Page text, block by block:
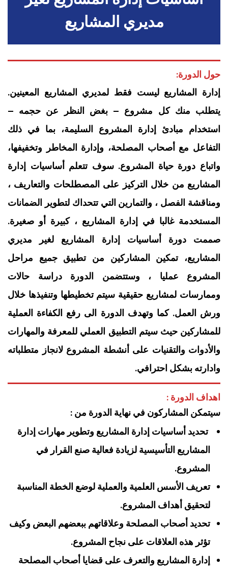
مديري المشاريع‏
حول الدورة:
إدارة المشاريع ليست فقط لمديري المشاريع المعينين.
يتطلب منك كل مشروع – بغض النظر عن حجمه –
استخدام مبادئ إدارة المشروع السليمة، بما في ذلك
التفاعل مع أصحاب المصلحة، وإدارة المخاطر وتخفيفها،
واتباع دورة حياة المشروع. سوف تتعلم أساسيات إدارة
المشاريع من خلال التركيز على المصطلحات والتعاريف ،
ومناقشة الفصل ، والتمارين التي تتحداك لتطوير الضمانات
المستخدمة غالبا في إدارة المشاريع ، كبيرة أو صغيرة.
‏صممت دورة ‏أساسيات إدارة المشاريع لغير مديري
المشاريع‏، تمكين المشاركين من تطبيق جميع مراحل
المشروع عمليا ، وستتضمن الدورة دراسة حالات
وممارسات لمشاريع حقيقية سيتم تخطيطها وتنفيذها خلال
ورش العمل. كما وتهدف الدورة الى رفع الكفاءة العملية
للمشاركين حيث سيتم التطبيق العملي للمعرفة والمهارات
والأدوات والتقنيات على أنشطة المشروع لانجاز متطلباته
وادارته بشكل احترافي.
اهداف الدورة :
سيتمكن المشاركون في نهاية الدورة من :
‏ تحديد أساسيات إدارة المشاريع وتطوير مهارات إدارة
المشاريع التأسيسية لزيادة فعالية صنع القرار في
المشروع.
تعريف الأسس العلمية والعملية لوضع الخطة المناسبة
لتحقيق أهداف المشروع.
تحديد أصحاب المصلحة وعلاقاتهم ببعضهم البعض وكيف
تؤثر هذه العلاقات على نجاح المشروع.
إدارة المشاريع والتعرف على قضايا أصحاب المصلحة